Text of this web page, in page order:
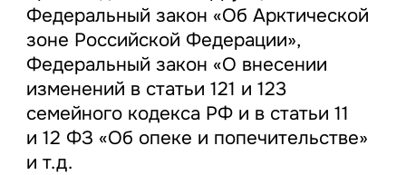
Федеральный закон «Об Арктической
зоне Российской Федерации»,
Федеральный закон «О внесении
изменений в статьи 121 и 123
семейного кодекса РФ и в статьи 11
и 12 ФЗ «Об опеке и попечительстве»
и т.д.